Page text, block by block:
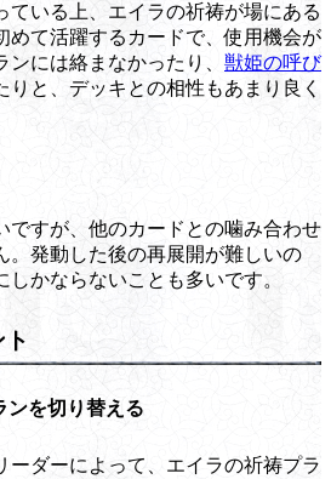
ている上、エイラの祈祷が場にある
めて活躍するカードで、使用機会が
には絡まなかったり、 獣姫の呼び
りと、デッキとの相性もあまり良く
ですが、他のカードとの噛み合わせ
。発動した後の再展開が難しいの
かならないことも多いです。
ンを切り替える
ーダーによって、エイラの祈祷プラ